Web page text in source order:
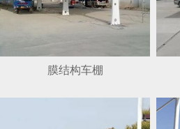
膜结构车棚